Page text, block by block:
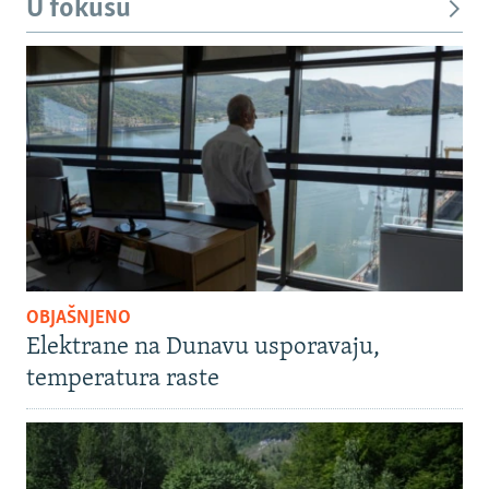
U fokusu
OBJAŠNJENO
Elektrane na Dunavu usporavaju,
temperatura raste